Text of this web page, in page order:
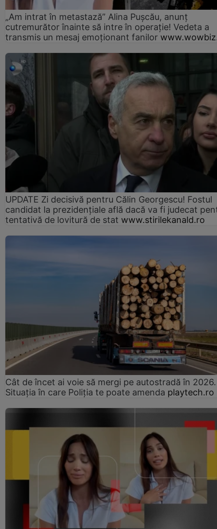
„Am intrat în metastază” Alina Pușcău, anunț
cutremurător înainte să intre în operație! Vedeta a
transmis un mesaj emoționant fanilor
UPDATE Zi decisivă pentru Călin Georgescu! Fostul
candidat la prezidențiale află dacă va fi judecat
tentativă de lovitură de stat www.stirilekanald.ro
Cât de încet ai voie să mergi pe autostradă în 2026.
Situația în care Poliția te poate amenda playtech.ro